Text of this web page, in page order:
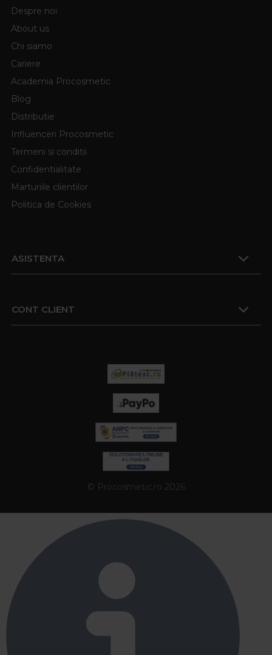
Despre noi
About us
Chi siamo
Cariere
Academia Procosmetic
Blog
Distributie
Influenceri Procosmetic
Termeni si conditii
Confidentialitate
Marturiile clientilor
Politica de Cookies
ASISTENTA
CONT CLIENT
© Procosmetic.ro 2026